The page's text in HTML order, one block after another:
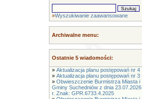
»Wyszukiwanie zaawansowane
Archiwalne menu:
Ostatnie 5 wiadomości:
» Aktualizacja planu postępowań nr 4
» Aktualizacja planu postępowań nr 3
» Obwieszczenie Burmistrza Miasta i
Gminy Suchedniów z dnia 23.07.2026
r. Znak: GPR.6733.4.2025